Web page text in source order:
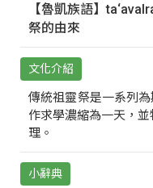
【魯凱族語】
祭的由來
文化介紹
傳統祖靈祭是一系列
作求學濃縮為一天，並
理。
小辭典